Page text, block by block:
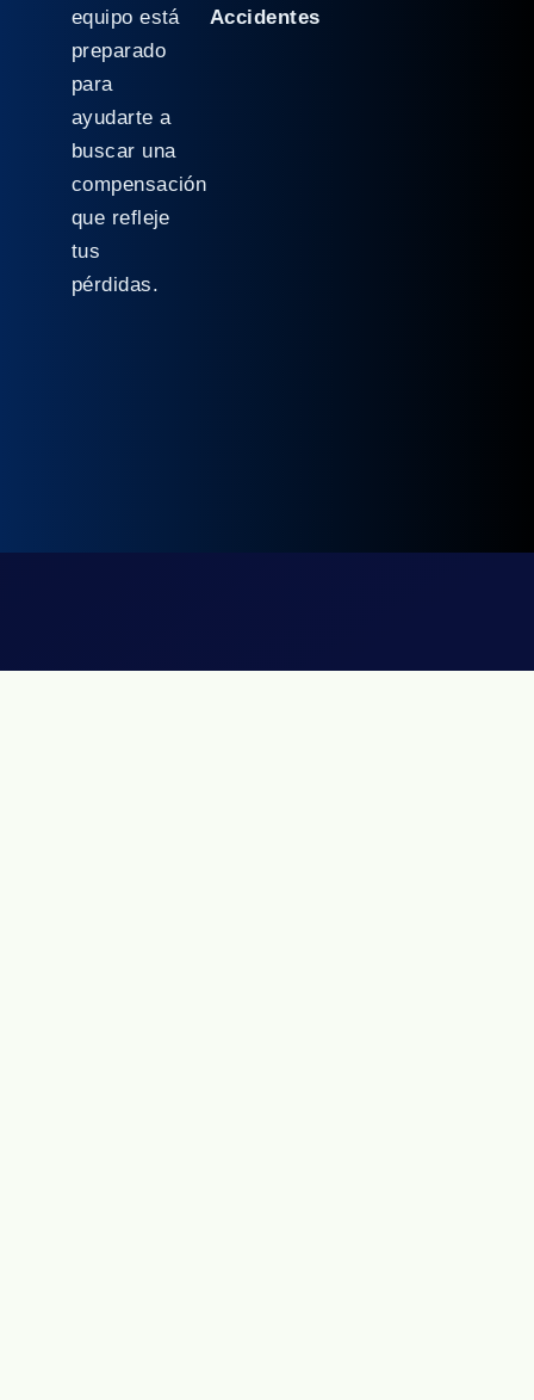
equipo está
preparado
para
ayudarte a
buscar una
compensación
que refleje
tus
pérdidas.
Accidentes